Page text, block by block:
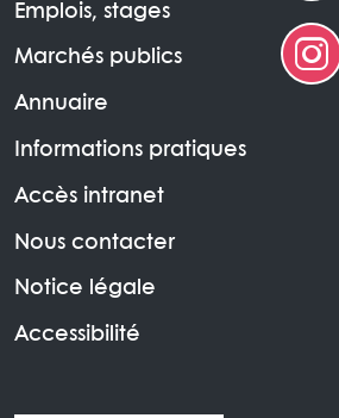
Emplois, stages
Marchés publics
Annuaire
Informations pratiques
Accès intranet
Nous contacter
Notice légale
Accessibilité